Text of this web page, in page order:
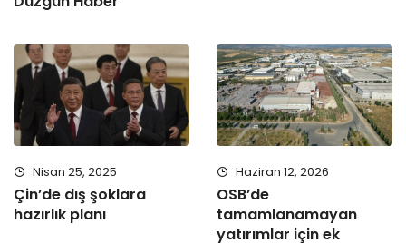
Nisan 25, 2025
Çin’de dış şoklara
hazırlık planı
Haziran 12, 2026
OSB’de
tamamlanamayan
yatırımlar için ek